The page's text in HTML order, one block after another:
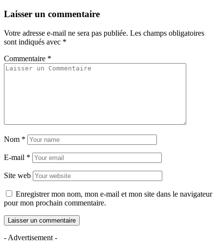
Laisser un commentaire
Votre adresse e-mail ne sera pas publiée. Les champs obligatoires
sont indiqués avec *
Commentaire *
Nom *
E-mail *
Site web
Enregistrer mon nom, mon e-mail et mon site dans le navigateur
pour mon prochain commentaire.
- Advertisement -